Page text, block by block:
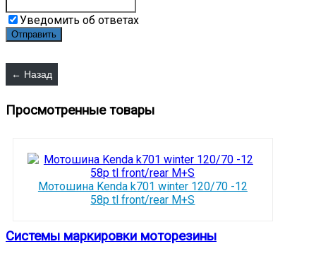
Уведомить об ответах
Просмотренные товары
Мотошина Kenda k701 winter 120/70 -12
58p tl front/rear M+S
Системы маркировки моторезины